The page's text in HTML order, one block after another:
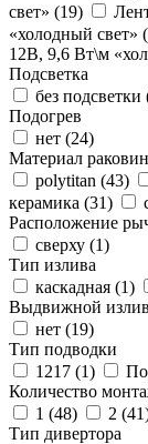
свет» (19)
«холодный свет» (
12В, 9,6 Вт\м
Подсветка
без подсветки
Подогрев
нет (24)
Материал
polytitan (43)
керамика (31)
Расположение
сверху (1)
Тип излива
каскадная (1)
Выдвижной излив
нет (19)
Тип подводки
1217 (1)
Количество
1 (48) 2 (41
Тип дивертора